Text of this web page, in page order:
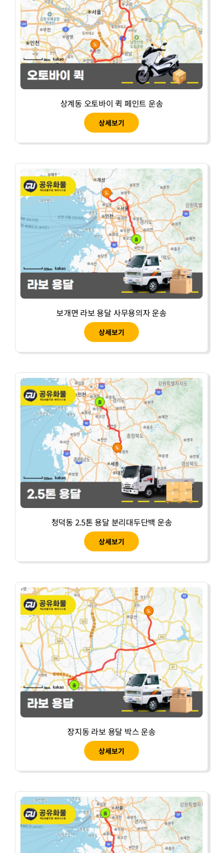
상계동 오토바이 퀵 페인트 운송
상세보기
보개면 라보 용달 사무용의자 운송
상세보기
청덕동 2.5톤 용달 분리대두단백 운송
상세보기
장지동 라보 용달 박스 운송
상세보기